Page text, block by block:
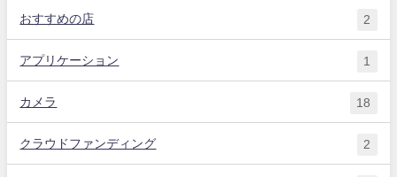
おすすめの店 2
アプリケーション 1
カメラ 18
クラウドファンディング 2